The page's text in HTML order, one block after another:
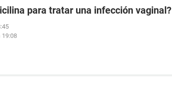
para tratar una infección vaginal?
19:08